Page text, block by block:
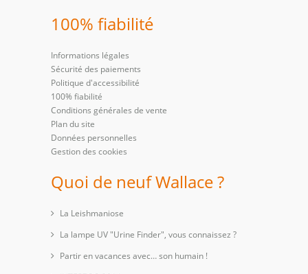
100% fiabilité
Informations légales
Sécurité des paiements
Politique d'accessibilité
100% fiabilité
Conditions générales de vente
Plan du site
Données personnelles
Gestion des cookies
Quoi de neuf Wallace ?
La Leishmaniose
La lampe UV "Urine Finder", vous connaissez ?
Partir en vacances avec… son humain !